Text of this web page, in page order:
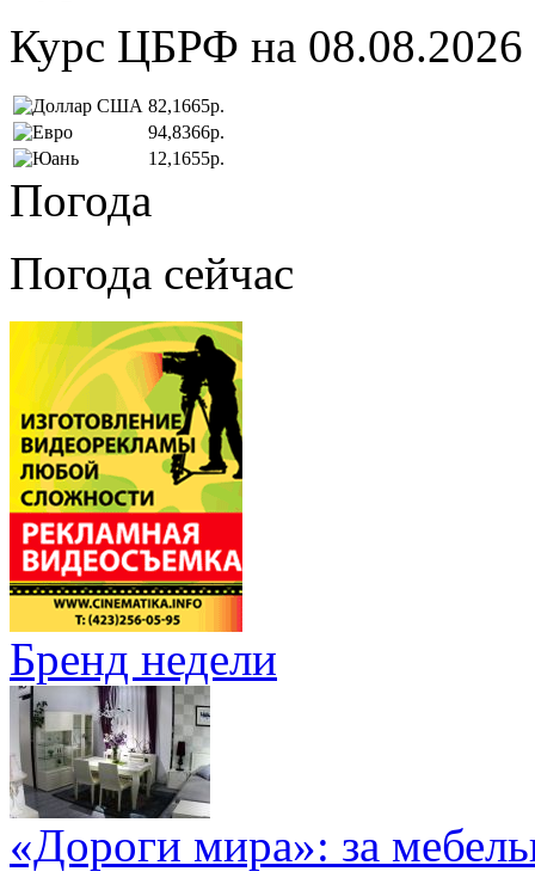
Курс ЦБРФ на 08.08.2026
82,1665р.
94,8366р.
12,1655р.
Погода
Погода сейчас
Бренд недели
«Дороги мира»: за